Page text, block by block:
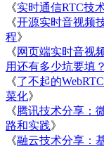
《实时通信RTC技
《开源实时音视频
程》
《网页端实时音视
用还有多少坑要填？
《了不起的
菜化》
《腾讯技术分享：
路和实践》
《融云技术分享：